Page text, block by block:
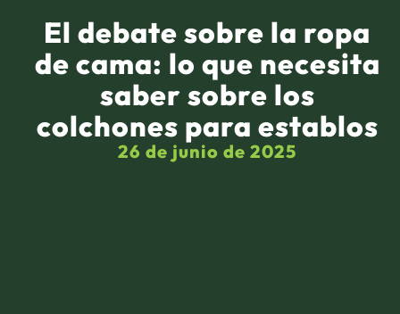
El debate sobre la ropa
de cama: lo que necesita
saber sobre los
colchones para establos
26 de junio de 2025